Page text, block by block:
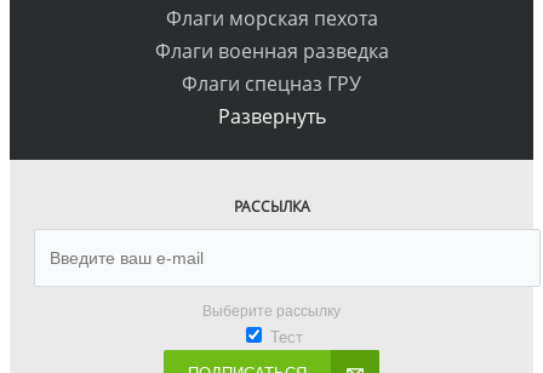
Флаги морская пехота
Флаги военная разведка
Флаги спецназ ГРУ
Развернуть
РАССЫЛКА
Выберите рассылку
Тест